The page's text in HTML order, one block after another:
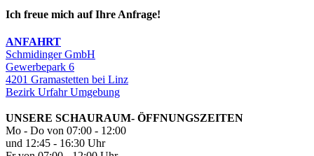
Ich freue mich auf Ihre Anfrage!
ANFAHRT
Schmidinger GmbH
Gewerbepark 6
4201 Gramastetten bei Linz
Bezirk Urfahr Umgebung
UNSERE SCHAURAUM- ÖFFNUNGSZEITEN
Mo - Do von 07:00 - 12:00
und 12:45 - 16:30 Uhr